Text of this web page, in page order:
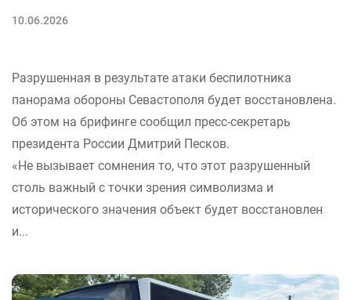
10.06.2026
Разрушенная в результате атаки беспилотника
панорама обороны Севастополя будет восстановлена.
Об этом на брифинге сообщил пресс-секретарь
президента России Дмитрий Песков.
«Не вызывает сомнения то, что этот разрушенный
столь важный с точки зрения символизма и
исторического значения объект будет восстановлен
и...